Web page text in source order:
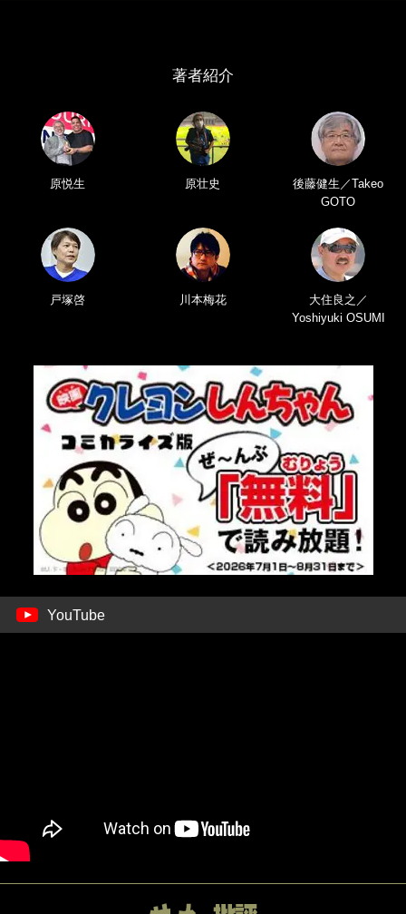
著者紹介
原悦生 原壮史
後藤健生／Takeo
GOTO
戸塚啓 川本梅花
大住良之／
Yoshiyuki OSUMI
YouTube